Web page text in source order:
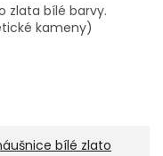
zlata bílé barvy.
kameny)
bílé zlato